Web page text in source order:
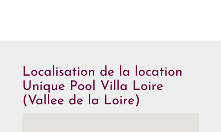
Localisation de la location
Unique Pool Villa Loire
(Vallee de la Loire)